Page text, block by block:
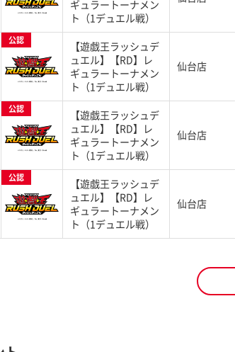
ギュラートーナメン
ト（1デュエル戦）
公認
【遊戯王ラッシュデ
ュエル】【RD】レ
ギュラートーナメン
ト（1デュエル戦）
仙台店
公認
【遊戯王ラッシュデ
ュエル】【RD】レ
ギュラートーナメン
ト（1デュエル戦）
仙台店
公認
【遊戯王ラッシュデ
ュエル】【RD】レ
ギュラートーナメン
ト（1デュエル戦）
仙台店